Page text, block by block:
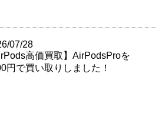
07/28
高価買取】AirPodsProを
円で買い取りしました！